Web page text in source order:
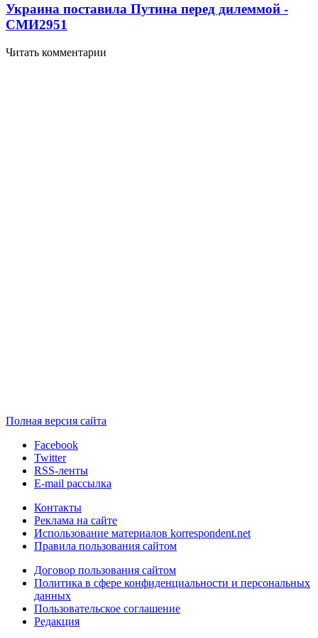
Украина поставила Путина перед дилеммой -
СМИ2951
Читать комментарии
Полная версия сайта
Facebook
Twitter
RSS-ленты
E-mail рассылка
Контакты
Реклама на сайте
Использование материалов korrespondent.net
Правила пользования сайтом
Договор пользования сайтом
Политика в сфере конфиденциальности и персональных
данных
Пользовательское соглашение
Редакция